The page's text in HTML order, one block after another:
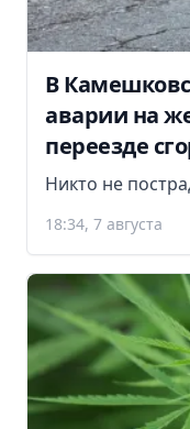
В
аварии на
переезде
Никто не
18:34, 7 августа